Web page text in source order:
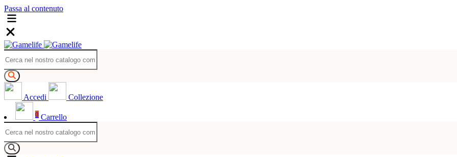
Passa al contenuto
Accedi Collezione
0 Carrello